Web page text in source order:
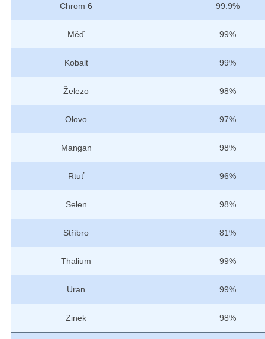
Chrom 6 99.9%
Měď 99%
Kobalt 99%
Železo 98%
Olovo 97%
Mangan 98%
Rtuť 96%
Selen 98%
Stříbro 81%
Thalium 99%
Uran 99%
Zinek 98%